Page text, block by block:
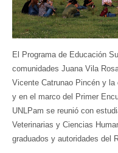
El Programa de Educación
comunidades Juana Vila
Vicente Catrunao Pincén y la
y en el marco del Primer
UNLPam se reunió con
Veterinarias y Ciencias
graduados y autoridades del